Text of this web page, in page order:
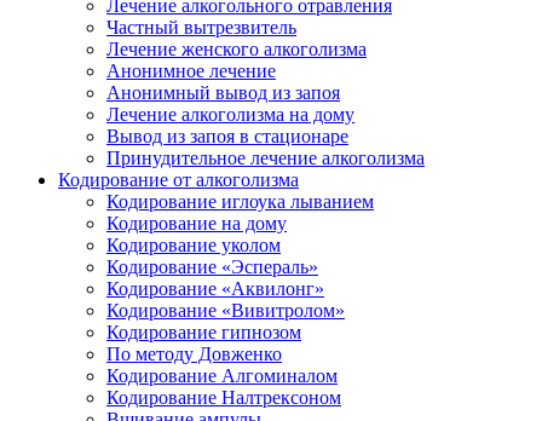
Лечение алкогольного отравления
Частный вытрезвитель
Лечение женского алкоголизма
Анонимное лечение
Анонимный вывод из запоя
Лечение алкоголизма на дому
Вывод из запоя в стационаре
Принудительное лечение алкоголизма
Кодирование от алкоголизма
Кодирование иглоука лыванием
Кодирование на дому
Кодирование уколом
Кодирование «Эспераль»
Кодирование «Аквилонг»
Кодирование «Вивитролом»
Кодирование гипнозом
По методу Довженко
Кодирование Алгоминалом
Кодирование Налтрексоном